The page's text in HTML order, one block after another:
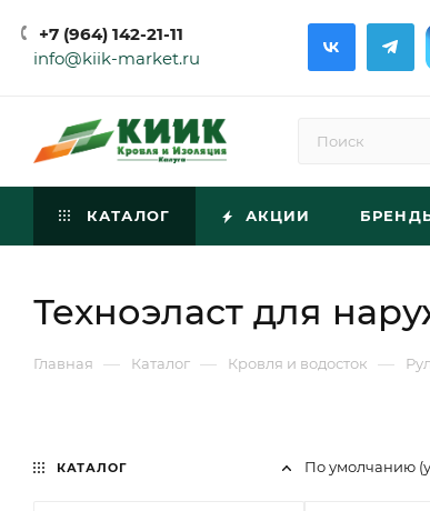
+7 (964) 142-21-11
info@kiik-market.ru
КАТАЛОГ АКЦИИ
Техноэласт для
Главная — Каталог — Кровля и водосток —
По умолчанию
КАТАЛОГ